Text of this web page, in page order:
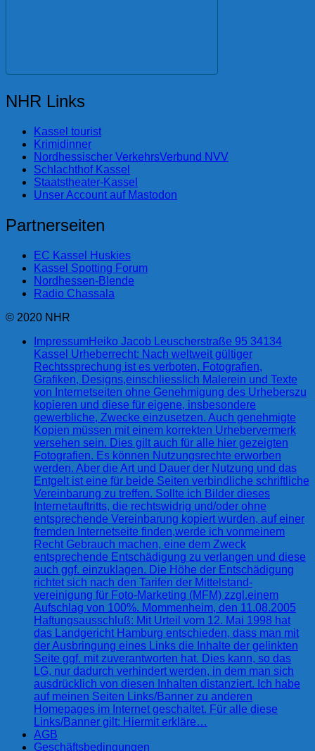
NHR Links
Kassel tourist
Krimidinner
Nordhessischer VerkehrsVerbund NVV
Schlachthof Kassel
Staatstheater-Kassel
Unser Account auf Mastodon
Partnerseiten
EC Kassel Huskies
Kassel Spotting Forum
Nordhessen-Blende
Radio Chassala
© 2020 NHR
ImpressumHeiko Jacob Leuscherstraße 95 34134
Kassel Urheberrecht: Nach weltweit gültiger
Rechtssprechung ist es verboten, Fotografien,
Grafiken, Designs,einschliesslich Malerein und Texte
von Internetseiten ohne Genehmigung des Urheberszu
kopieren und diese für eigene, insbesondere
gewerbliche, Zwecke einzusetzen. Auch genehmigte
Kopien müssen mit einem korrekten Urhebervermerk
versehen sein. Dies gilt auch für alle hier gezeigten
Fotografien. Es können Nutzungsrechte erworben
werden. Aber die Art und Dauer der Nutzung und das
Entgelt ist eine für beide Seiten verbindliche schriftliche
Vereinbarung zu treffen. Sollte ich Bilder dieses
Internetauftritts, die rechtswidrig und/oder ohne
entsprechende Vereinbarung kopiert wurden, auf einer
fremden Internetseite finden,werde ich vonmeinem
Recht Gebrauch machen, eine dem Zweck
entsprechende Entschädigung zu verlangen und diese
auch ggf. einzuklagen. Die Höhe der Entschädigung
richtet sich nach den Tarifen der Mittelstand-
vereinigung für Foto-Marketing (MFM) zzgl.einem
Aufschlag von 100%. Mommenheim, den 11.08.2005
Haftungsausschluß: Mit Urteil vom 12. Mai 1998 hat
das Landgericht Hamburg entschieden, dass man mit
der Ausbringung eines Links die Inhalte der gelinkten
Seite ggf. mit zuverantworten hat. Dies kann, so das
LG, nur dadurch verhindert werden, in dem man sich
ausdrücklich von diesen Inhalten distanziert. Ich habe
auf meinen Seiten Links/Banner zu anderen
Homepages im Internet geschaltet. Für alle diese
Links/Banner gilt: Hiermit erkläre…
AGB
Geschäftsbedingungen